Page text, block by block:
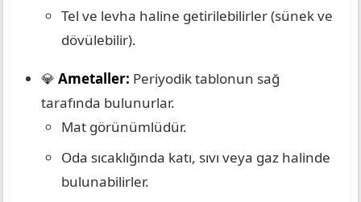
Tel ve levha haline getirilebilirler (sünek ve
dövülebilir).
💎 Ametaller: Periyodik tablonun sağ
tarafında bulunurlar.
Mat görünümlüdür.
Oda sıcaklığında katı, sıvı veya gaz halinde
bulunabilirler.